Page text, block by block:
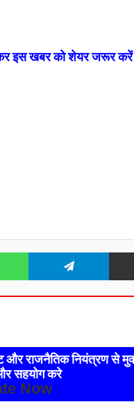
कर इस खबर को शेयर जरूर करें
WhatsApp
और राजनैतिक नियंत्रण से
सहयोग करे
Now